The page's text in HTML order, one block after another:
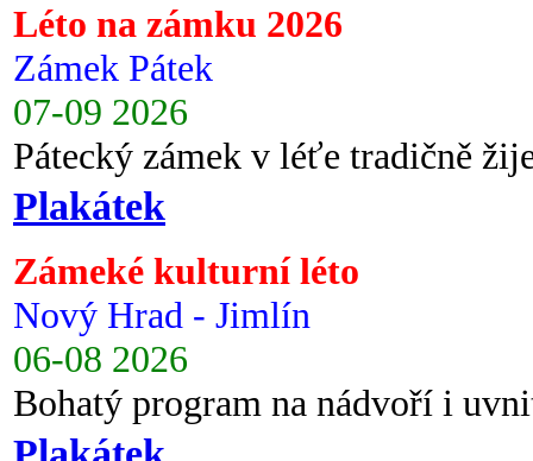
Léto na zámku 2026
Zámek Pátek
07-09 2026
Pátecký zámek v léťe tradičně
Plakátek
Zámeké kulturní léto
Nový Hrad - Jimlín
06-08 2026
Bohatý program na nádvoří i